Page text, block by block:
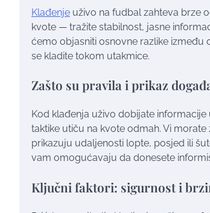
Klađenje uživo na fudbal zahteva brze
kvote — tražite stabilnost, jasne
ćemo objasniti osnovne razlike između
se kladite tokom utakmice.
Zašto su pravila i prikaz
Kod klađenja uživo dobijate
taktike utiču na kvote odmah. Vi
prikazuju udaljenosti lopte, posjed ili
vam omogućavaju da donesete
Ključni faktori: sigurnost i